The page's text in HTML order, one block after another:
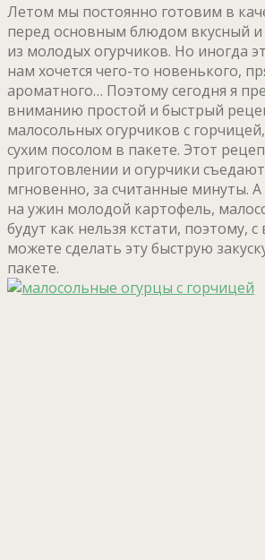
Летом мы постоянно готовим в
перед основным блюдом вкусный и
из молодых огурчиков. Но иногда
нам хочется чего-то новенького,
ароматного… Поэтому сегодня я
вниманию простой и быстрый
малосольных огурчиков с
сухим посолом в пакете. Этот
приготовлении и огурчики
мгновенно, за считанные минуты.
на ужин молодой картофель,
будут как нельзя кстати, поэтому,
можете сделать эту быструю
пакете.